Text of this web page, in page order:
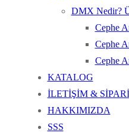
DMX Nedir?
Cephe
Cephe
Cephe
KATALOG
İLETİŞİM &
HAKKIMIZDA
SSS